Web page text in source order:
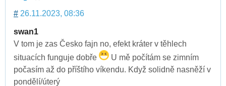
# 26.11.2023, 08:36
swan1
V tom je zas Česko fajn no, efekt kráter v těhlech
situacích funguje dobře
U mě počítám se zimním
počasím až do příštího víkendu. Když solidně nasněží v
pondělí/úterý